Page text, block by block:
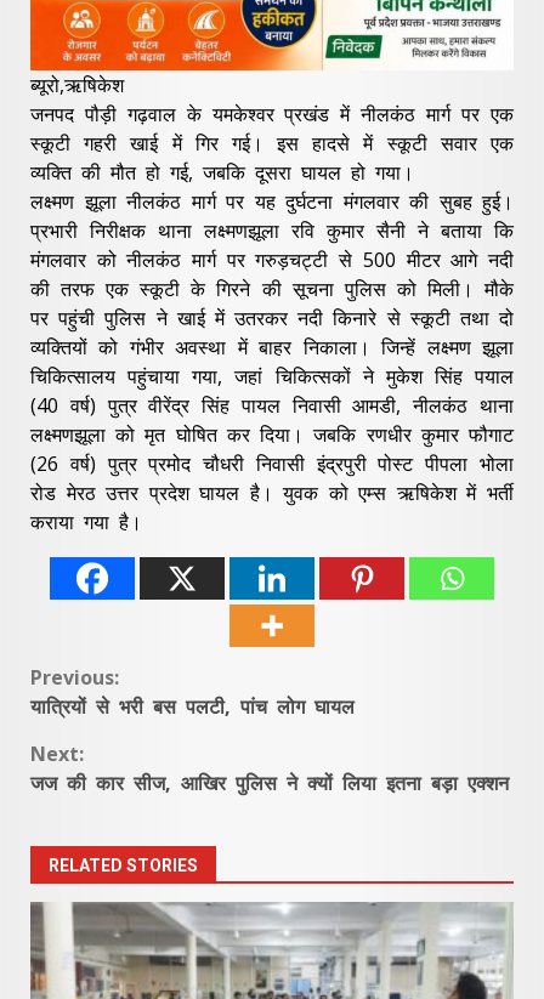
ब्यूरो,ऋषिकेश
जनपद पौड़ी गढ़वाल के यमकेश्वर प्रखंड में नीलकंठ मार्ग पर एक
स्कूटी गहरी खाई में गिर गई। इस हादसे में स्कूटी सवार एक
व्यक्ति की मौत हो गई, जबकि दूसरा घायल हो गया।
लक्ष्मण झूला नीलकंठ मार्ग पर यह दुर्घटना मंगलवार की सुबह हुई।
प्रभारी निरीक्षक थाना लक्ष्मणझूला रवि कुमार सैनी ने बताया कि
मंगलवार को नीलकंठ मार्ग पर गरुड़चट्टी से 500 मीटर आगे नदी
की तरफ एक स्कूटी के गिरने की सूचना पुलिस को मिली। मौके
पर पहुंची पुलिस ने खाई में उतरकर नदी किनारे से स्कूटी तथा दो
व्यक्तियों को गंभीर अवस्था में बाहर निकाला। जिन्हें लक्ष्मण झूला
चिकित्सालय पहुंचाया गया, जहां चिकित्सकों ने मुकेश सिंह पयाल
(40 वर्ष) पुत्र वीरेंद्र सिंह पायल निवासी आमडी, नीलकंठ थाना
लक्ष्मणझूला को मृत घोषित कर दिया। जबकि रणधीर कुमार फौगाट
(26 वर्ष) पुत्र प्रमोद चौधरी निवासी इंद्रपुरी पोस्ट पीपला भोला
रोड मेरठ उत्तर प्रदेश घायल है। युवक को एम्स ऋषिकेश में भर्ती
कराया गया है।
Continue
Reading
Previous:
यात्रियों से भरी बस पलटी, पांच लोग घायल
Next:
जज की कार सीज, आखिर पुलिस ने क्यों लिया इतना बड़ा एक्शन
RELATED STORIES